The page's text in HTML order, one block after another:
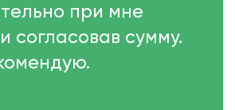
при мне
согласовав сумму.